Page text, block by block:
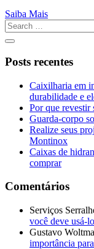
Saiba Mais
Posts recentes
Caixilharia em
durabilidade e
Por que revestir
Guarda-corpo
Realize seus
Montinox
Caixas de
comprar
Comentários
Serviços
você deve usá-lo
Gustavo
importância